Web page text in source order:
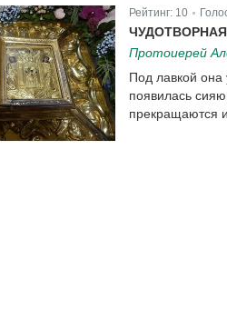
Рейтинг: 10
Протоиерей
Под лавкой она
появилась
прекращаются